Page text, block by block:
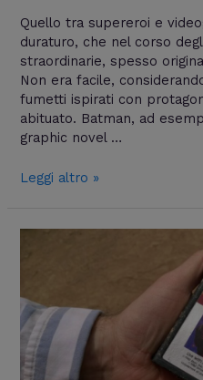
Quello tra supereroi e
duraturo, che nel corso
straordinarie, spesso
Non era facile,
fumetti ispirati con
abituato. Batman, ad
graphic novel …
Leggi altro »
più
brutto
della
storia